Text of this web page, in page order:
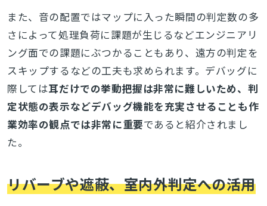
また、音の配置ではマップに入った瞬間の判定数の多
さによって処理負荷に課題が生じるなどエンジニアリ
ング面での課題にぶつかることもあり、遠方の判定を
スキップするなどの工夫も求められます。デバッグに
際しては耳だけでの挙動把握は非常に難しいため、判
定状態の表示などデバッグ機能を充実させることも作
業効率の観点では非常に重要であると紹介されまし
た。
リバーブや遮蔽、室内外判定への活用